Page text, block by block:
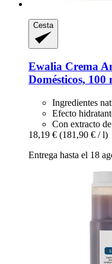
Cesta
Ewalia Crema
Domésticos, 100
Ingredientes
Efecto
Con extracto
18,19 € (181,90 € / l)
Entrega hasta el 18